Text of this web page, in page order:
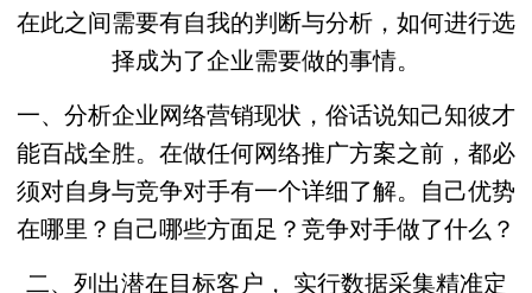
在此之间需要有自我的判断与分析，如何进行选
择成为了企业需要做的事情。
一、分析企业网络营销现状，俗话说知己知彼才
能百战全胜。在做任何网络推广方案之前，都必
须对自身与竞争对手有一个详细了解。自己优势
在哪里？自己哪些方面足？竞争对手做了什么？
二、列出潜在目标客户， 实行数据采集精准定